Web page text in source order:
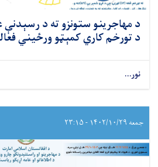
د مهاجرینو ستونزو ته د
د تورخم کاري کمېټو ورځیني
نور...
جمعه ۱۴۰۲/۱۰/۲۹ - ۲۳:۱۵